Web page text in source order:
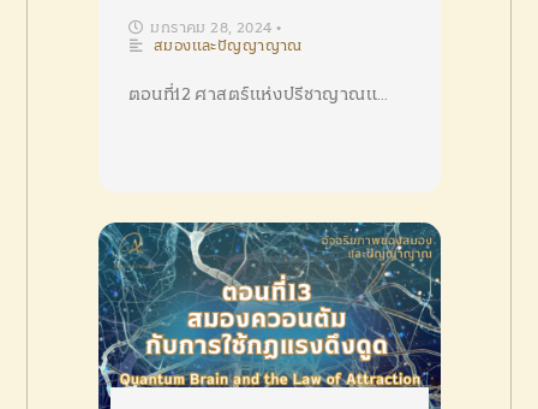
มกราคม 28, 2024 •
สมองและปัญญาญาณ
ตอนที่12 ศาสตร์แห่งปรีชาญาณแ…